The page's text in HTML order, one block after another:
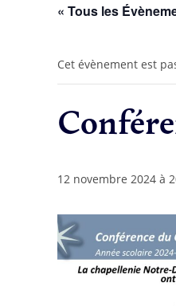
« Tous les
Cet évènement est
12 novembre 2024 à